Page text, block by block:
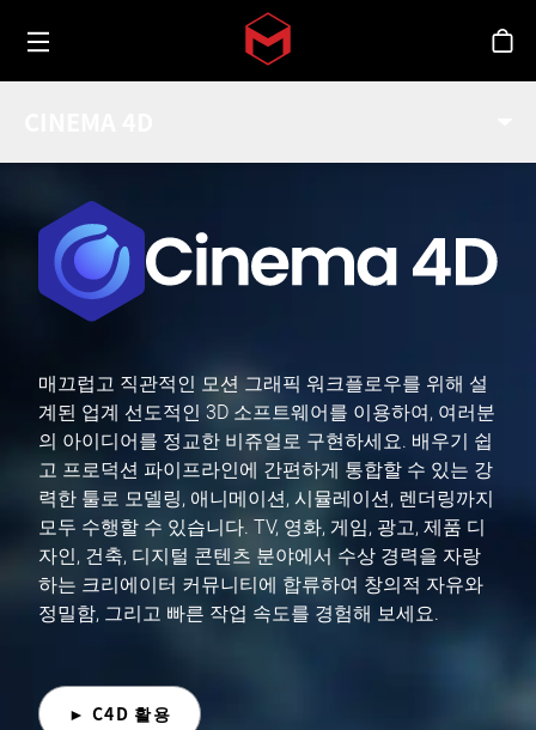
Skip to main content
Toggle menu
스
매끄럽고 직관적인 모션 그래픽 워크플로우를 위해 설
계된 업계 선도적인 3D 소프트웨어를 이용하여, 여러분
의 아이디어를 정교한 비쥬얼로 구현하세요. 배우기 쉽
고 프로덕션 파이프라인에 간편하게 통합할 수 있는 강
력한 툴로 모델링, 애니메이션, 시뮬레이션, 렌더링까지
모두 수행할 수 있습니다. TV, 영화, 게임, 광고, 제품 디
자인, 건축, 디지털 콘텐츠 분야에서 수상 경력을 자랑
하는 크리에이터 커뮤니티에 합류하여 창의적 자유와
정밀함, 그리고 빠른 작업 속도를 경험해 보세요.
► C4D 활용